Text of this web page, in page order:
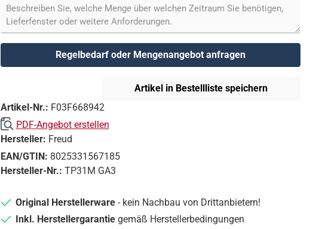
Regelbedarf oder Mengenangebot anfragen
Artikel in Bestellliste speichern
Artikel-Nr.: F03F668942
PDF-Angebot erstellen
Hersteller: Freud
EAN/GTIN: 8025331567185
Hersteller-Nr.: TP31M GA3
Original Herstellerware- kein Nachbau von Drittanbietern!
Inkl. Herstellergarantiegemäß Herstellerbedingungen